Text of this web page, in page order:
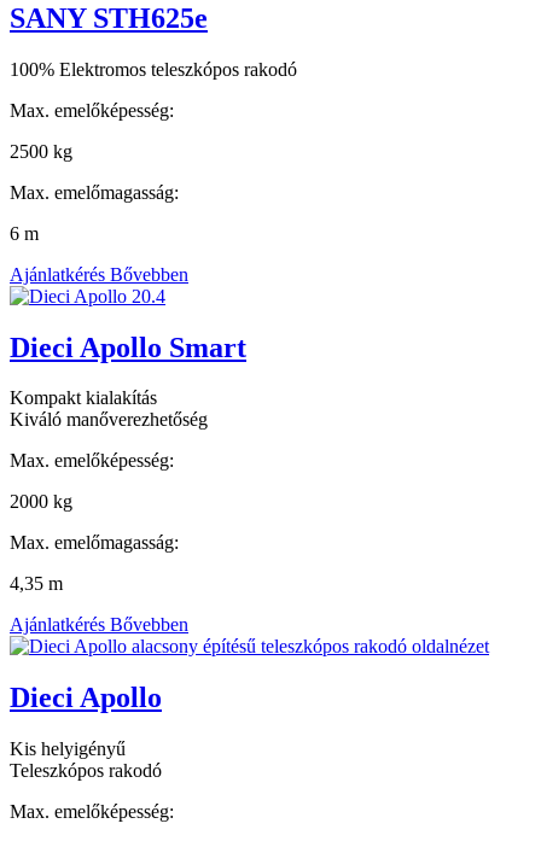
SANY STH625e
100% Elektromos teleszkópos rakodó
Max. emelőképesség:
2500 kg
Max. emelőmagasság:
6 m
Ajánlatkérés Bővebben
Dieci Apollo Smart
Kompakt kialakítás
Kiváló manőverezhetőség
Max. emelőképesség:
2000 kg
Max. emelőmagasság:
4,35 m
Ajánlatkérés Bővebben
Dieci Apollo
Kis helyigényű
Teleszkópos rakodó
Max. emelőképesség: